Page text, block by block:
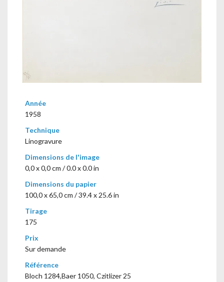
Année
1958
Technique
Linogravure
Dimensions de l'image
0,0 x 0,0 cm / 0.0 x 0.0 in
Dimensions du papier
100,0 x 65,0 cm / 39.4 x 25.6 in
Tirage
175
Prix
Sur demande
Référence
Bloch 1284,Baer 1050, Czitlizer 25